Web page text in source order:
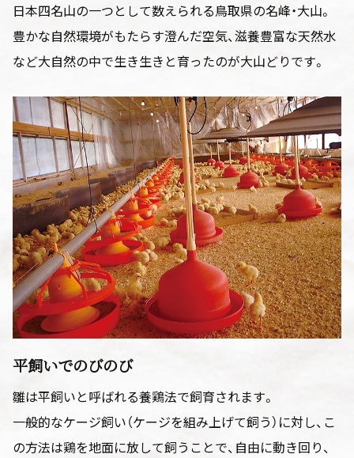
日本四名山の一つとして数えられる鳥取県の名峰・大山。
豊かな自然環境がもたらす澄んだ空気、滋養豊富な天然水
など大自然の中で生き生きと育ったのが大山どりです。
平飼いでのびのび
雛は平飼いと呼ばれる養鶏法で飼育されます。
一般的なケージ飼い（ケージを組み上げて飼う）に対し、こ
の方法は鶏を地面に放して飼うことで、自由に動き回り、